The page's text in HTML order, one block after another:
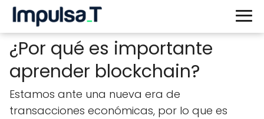
¿Por qué es importante
aprender blockchain?
Estamos ante una nueva era de
transacciones económicas, por lo que es